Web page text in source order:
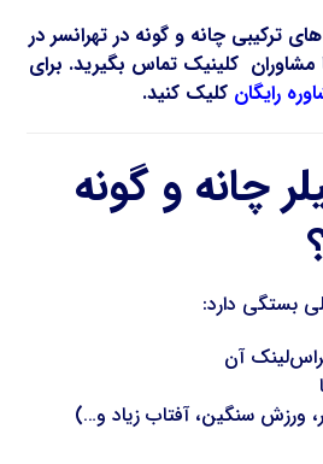
های ترکیبی چانه و گونه در تهرانسر در
مشاوران کلینیک تماس بگیرید. برای
رایگان کلیک کنید.
چانه و گونه
بستگی دارد:
آن
ورزش سنگین، آفتاب زیاد و…)